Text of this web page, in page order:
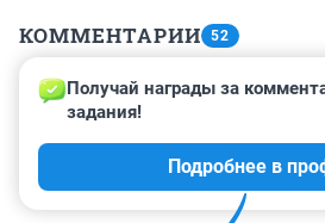
КОММЕНТАРИИ 52
Гость
10 марта 2021, 12:08
Это обналичивание авто. Берёшь
или поздно отдавать
Получай награды за
задания!
Подробнее в